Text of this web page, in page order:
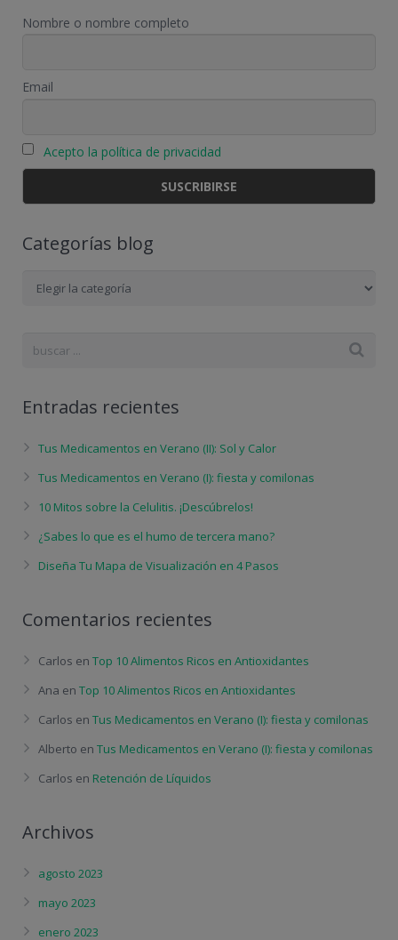
Nombre o nombre completo
Email
Acepto la política de privacidad
Categorías blog
Entradas recientes
Tus Medicamentos en Verano (II): Sol y Calor
Tus Medicamentos en Verano (I): fiesta y comilonas
10 Mitos sobre la Celulitis. ¡Descúbrelos!
¿Sabes lo que es el humo de tercera mano?
Diseña Tu Mapa de Visualización en 4 Pasos
Comentarios recientes
Carlos en Top 10 Alimentos Ricos en Antioxidantes
Ana en Top 10 Alimentos Ricos en Antioxidantes
Carlos en Tus Medicamentos en Verano (I): fiesta y comilonas
Alberto en Tus Medicamentos en Verano (I): fiesta y comilonas
Carlos en Retención de Líquidos
Archivos
agosto 2023
mayo 2023
enero 2023